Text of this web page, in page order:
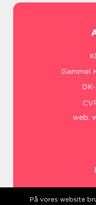
web:
På vores website